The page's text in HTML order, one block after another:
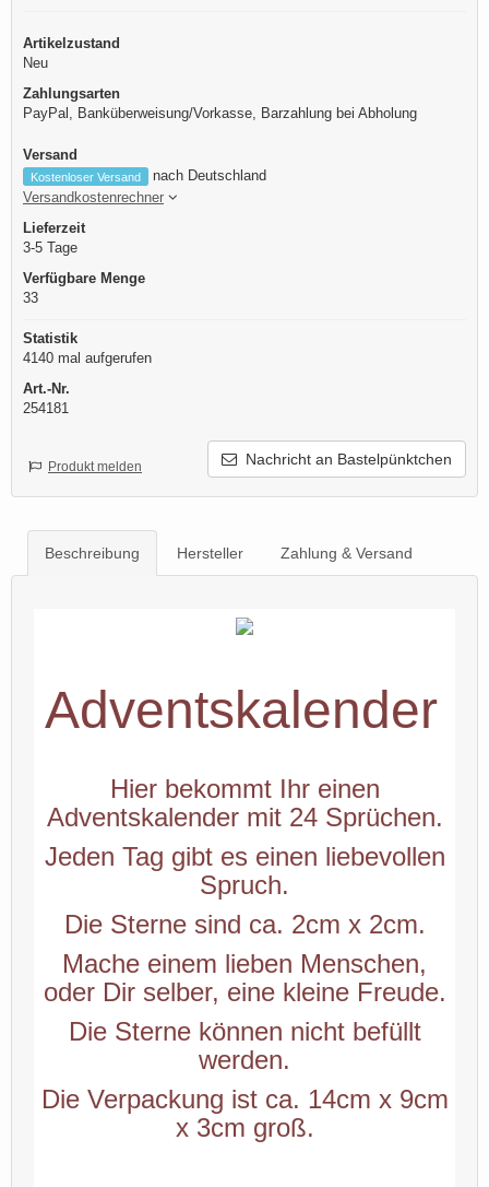
Artikelzustand
Neu
Zahlungsarten
PayPal, Banküberweisung/Vorkasse, Barzahlung bei Abholung
Versand
Kostenloser Versand
nach Deutschland
Versandkostenrechner
Lieferzeit
3-5 Tage
Verfügbare Menge
33
Statistik
4140 mal aufgerufen
Art.-Nr.
254181
Nachricht an Bastelpünktchen
Produkt melden
Beschreibung Hersteller Zahlung & Versand
Adventskalender
Hier bekommt Ihr einen
Adventskalender mit 24 Sprüchen.
Jeden Tag gibt es einen liebevollen
Spruch.
Die Sterne sind ca. 2cm x 2cm.
Mache einem lieben Menschen,
oder Dir selber, eine kleine Freude.
Die Sterne können nicht befüllt
werden.
Die Verpackung ist ca. 14cm x 9cm
x 3cm groß.